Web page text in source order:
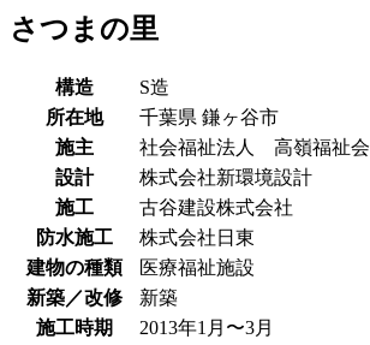
さつまの里
構造
S造
所在地
千葉県 鎌ヶ谷市
施主
社会福祉法人 高嶺福祉会
設計
株式会社新環境設計
施工
古谷建設株式会社
防水施工
株式会社日東
建物の種類
医療福祉施設
新築／改修
新築
施工時期
2013年1月〜3月